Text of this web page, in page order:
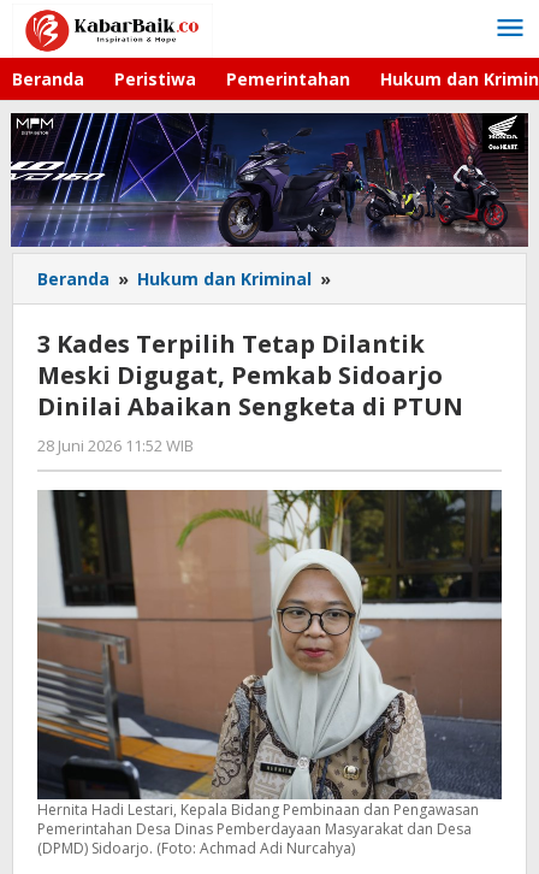
Lewati
konten
Beranda Peristiwa Pemerintahan Hukum dan
Beranda » Hukum dan Kriminal »
Kades
Terpilih
Tetap
Dilantik
Meski
Dinilai
Abaikan
Sengketa
di
PTUN
3 Kades Terpilih Tetap Dilantik
Meski Digugat, Pemkab Sidoarjo
Dinilai Abaikan Sengketa di PTUN
28 Juni 2026 11:52 WIB
Andika
DP
Hernita Hadi Lestari, Kepala Bidang Pembinaan dan Pengawasan
Pemerintahan Desa Dinas Pemberdayaan Masyarakat dan Desa
(DPMD) Sidoarjo. (Foto: Achmad Adi Nurcahya)